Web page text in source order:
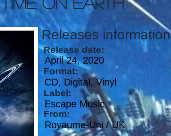
Releases information
Release date:
April 24, 2020
Format:
CD, Digital, Vinyl
Label:
From:
Escape Music
Royaume-Uni / UK